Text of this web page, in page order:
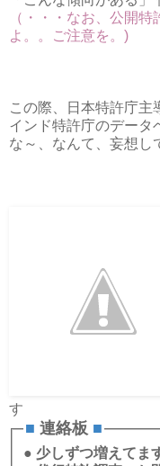
（・・・なお、公開
よ。。ご注意を。)
この際、日本特許庁主
インド特許庁のデータ
な～、なんて、妄想し
す
■ 連絡板 ■
● 少しずつ増えてま